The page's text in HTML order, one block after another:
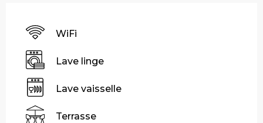
WiFi
Lave linge
Lave vaisselle
Terrasse